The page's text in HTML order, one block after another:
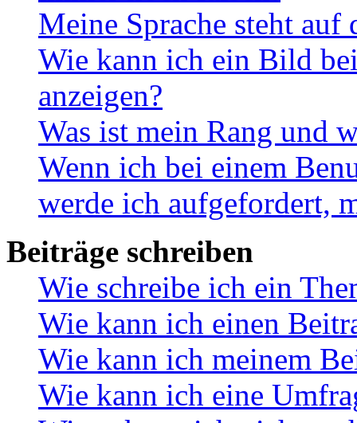
Meine Sprache steht
Wie kann ich ein Bild
anzeigen?
Was ist mein Rang und
Wenn ich bei einem
werde ich aufgefordert,
Beiträge schreiben
Wie schreibe ich ein
Wie kann ich einen
Wie kann ich meinem
Wie kann ich eine